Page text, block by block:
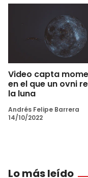
Video capta
en el que un ovni
la luna
Andrés Felipe Barrera
14/10/2022
Lo más leído